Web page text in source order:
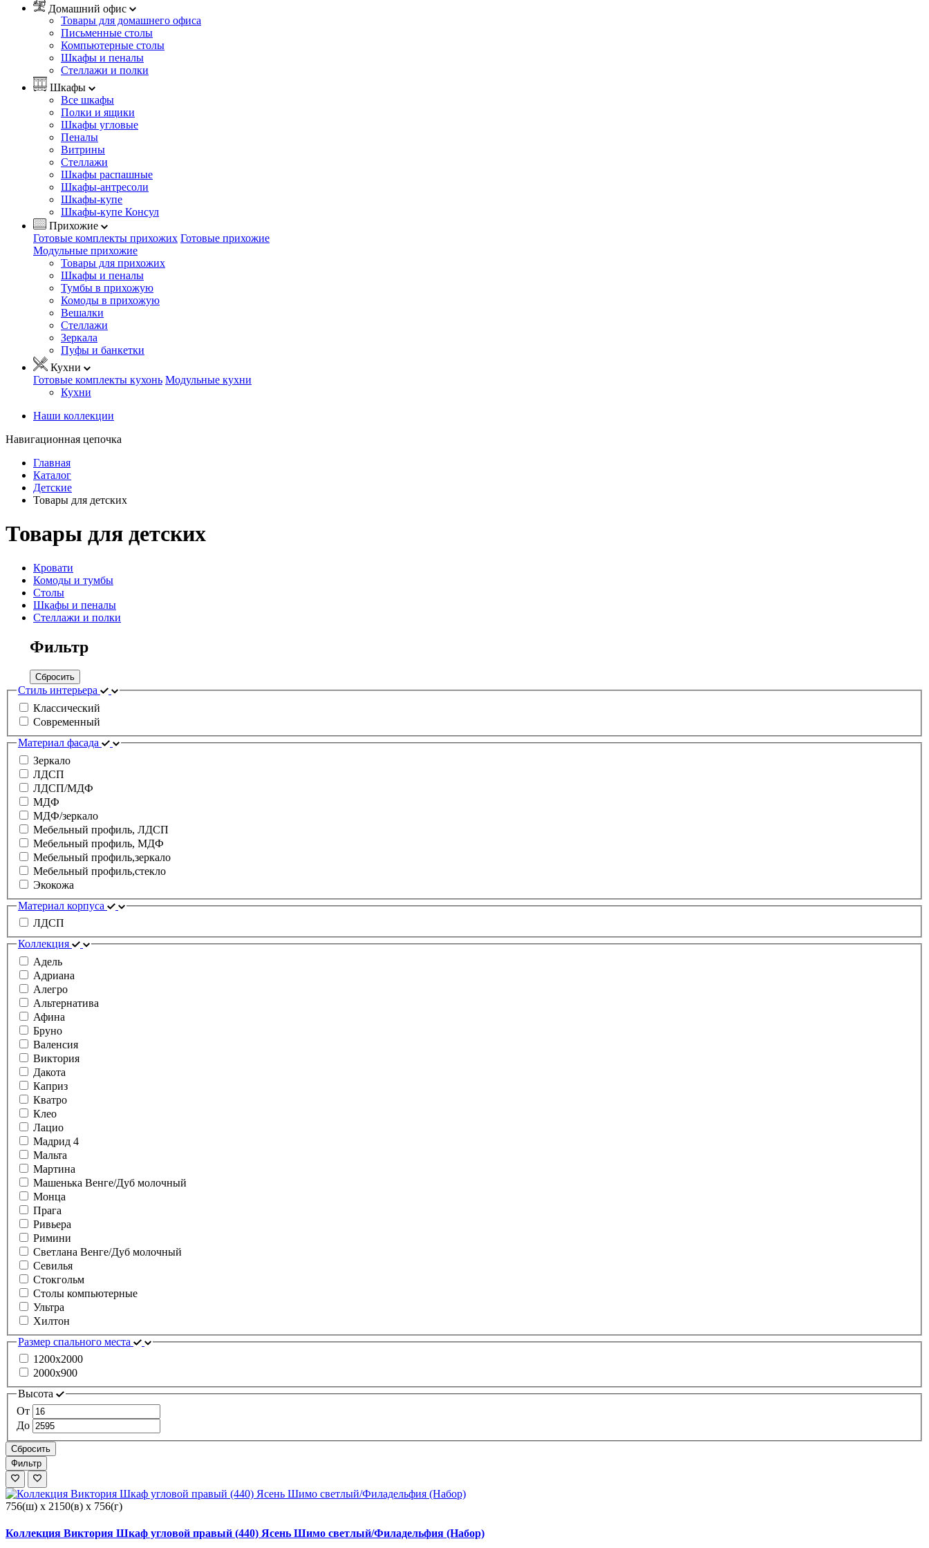
Домашний офис
Товары для домашнего офиса
Письменные столы
Компьютерные столы
Шкафы и пеналы
Стеллажи и полки
Шкафы
Все шкафы
Полки и ящики
Шкафы угловые
Пеналы
Витрины
Стеллажи
Шкафы распашные
Шкафы-антресоли
Шкафы-купе
Шкафы-купе Консул
Прихожие
Готовые комплекты прихожих Готовые прихожие
Модульные прихожие
Товары для прихожих
Шкафы и пеналы
Тумбы в прихожую
Комоды в прихожую
Вешалки
Стеллажи
Зеркала
Пуфы и банкетки
Кухни
Готовые комплекты кухонь Модульные кухни
Кухни
Наши коллекции
Навигационная цепочка
Главная
Каталог
Детские
Товары для детских
Товары для детских
Кровати
Комоды и тумбы
Столы
Шкафы и пеналы
Стеллажи и полки
Фильтр
Сбросить
Стиль интерьера
Классический
Современный
Материал фасада
Зеркало
ЛДСП
ЛДСП/МДФ
МДФ
МДФ/зеркало
Мебельный профиль, ЛДСП
Мебельный профиль, МДФ
Мебельный профиль,зеркало
Мебельный профиль,стекло
Экокожа
Материал корпуса
ЛДСП
Коллекция
Адель
Адриана
Алегро
Альтернатива
Афина
Бруно
Валенсия
Виктория
Дакота
Каприз
Кватро
Клео
Лацио
Мадрид 4
Мальта
Мартина
Машенька Венге/Дуб молочный
Монца
Прага
Ривьера
Римини
Светлана Венге/Дуб молочный
Севилья
Стокгольм
Столы компьютерные
Ультра
Хилтон
Размер спального места
1200х2000
2000х900
Высота
От
До
Сбросить
Фильтр
756(ш) x 2150(в) x 756(г)
Коллекция Виктория Шкаф угловой правый (440) Ясень Шимо светлый/Филадельфия (Набор)